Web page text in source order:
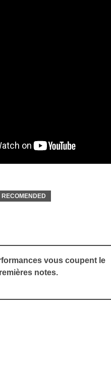
RECOMENDED
vous coupent le
notes.